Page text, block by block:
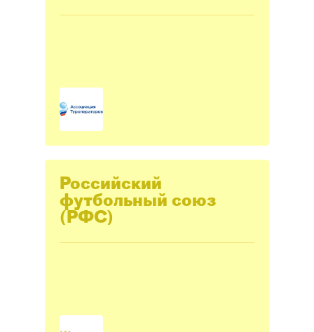
Российский
футбольный союз
(РФС)